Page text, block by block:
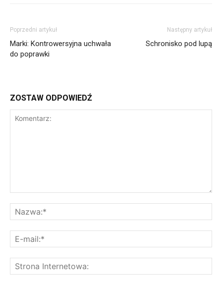
Poprzedni artykuł
Marki: Kontrowersyjna uchwała
do poprawki
Następny artykuł
Schronisko pod lupą
ZOSTAW ODPOWIEDŹ